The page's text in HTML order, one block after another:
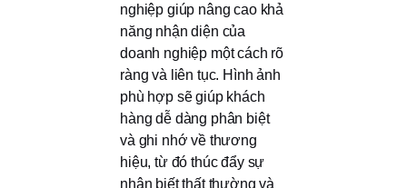
nghiệp giúp nâng cao khả
năng nhận diện của
doanh nghiệp một cách rõ
ràng và liên tục. Hình ảnh
phù hợp sẽ giúp khách
hàng dễ dàng phân biệt
và ghi nhớ về thương
hiệu, từ đó thúc đẩy sự
nhận biết thất thường và